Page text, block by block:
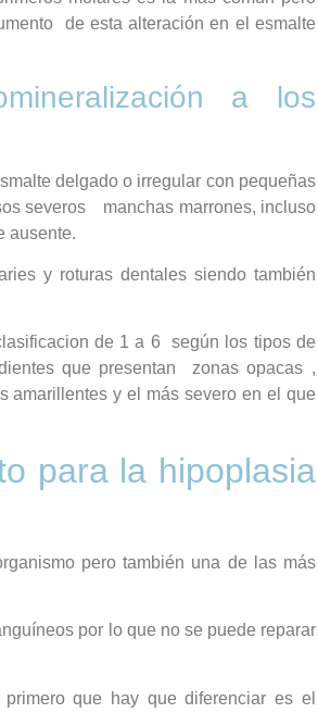
de esta alteración en el esmalte
a los
delgado o irregular con pequeñas
severos manchas marrones, incluso
ausente.
y roturas dentales siendo también
de 1 a 6 según los tipos de
que presentan zonas opacas ,
amarillentes y el más severo en el que
para la hipoplasia
pero también una de las más
por lo que no se puede reparar
que hay que diferenciar es el